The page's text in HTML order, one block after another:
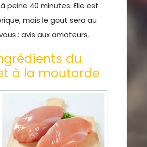
peine 40 minutes. Elle est
mais le gout sera au
: avis aux amateurs.
du
à la moutarde